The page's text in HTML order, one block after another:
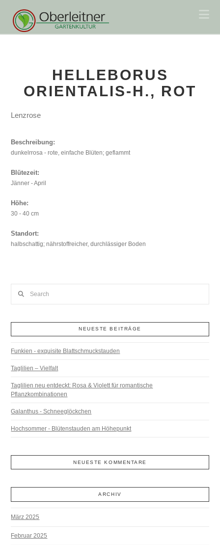
HELLEBORUS
ORIENTALIS-H., ROT
Lenzrose
Beschreibung:
dunkelrrosa - rote, einfache Blüten; geflammt
Blütezeit:
Jänner - April
Höhe:
30 - 40 cm
Standort:
halbschattig; nährstoffreicher, durchlässiger Boden
NEUESTE BEITRÄGE
Funkien - exquisite Blattschmuckstauden
Taglilien – Vielfalt
Taglilien neu entdeckt: Rosa & Violett für romantische
Pflanzkombinationen
Galanthus - Schneeglöckchen
Hochsommer - Blütenstauden am Höhepunkt
NEUESTE KOMMENTARE
ARCHIV
März 2025
Februar 2025